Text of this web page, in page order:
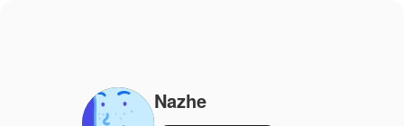
Nazhe